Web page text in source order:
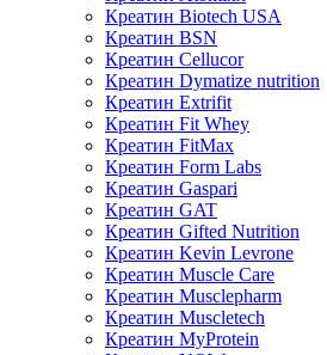
Креатин Biotech USA
Креатин BSN
Креатин Cellucor
Креатин Dymatize nutrition
Креатин Extrifit
Креатин Fit Whey
Креатин FitMax
Креатин Form Labs
Креатин Gaspari
Креатин GAT
Креатин Gifted Nutrition
Креатин Kevin Levrone
Креатин Muscle Care
Креатин Musclepharm
Креатин Muscletech
Креатин MyProtein